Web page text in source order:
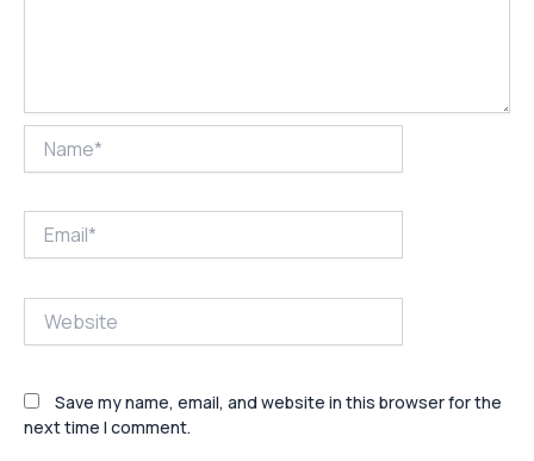
Save my name, email, and website in this browser for the
next time I comment.